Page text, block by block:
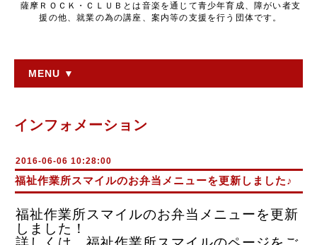
薩摩ＲＯＣＫ・ＣＬＵＢとは音楽を通じて青少年育成、障がい者支
援の他、就業の為の講座、案内等の支援を行う団体です。
MENU ▼
インフォメーション
2016-06-06 10:28:00
福祉作業所スマイルのお弁当メニューを更新しました♪
福祉作業所スマイルのお弁当メニューを更新
しました！